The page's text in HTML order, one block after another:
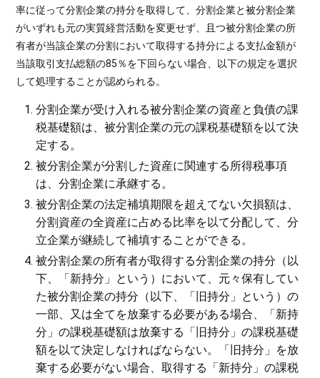
率に従って分割企業の持分を取得して、分割企業と被分割企業
がいずれも元の実質経営活動を変更せず、且つ被分割企業の所
有者が当該企業の分割において取得する持分による支払金額が
当該取引支払総額の85％を下回らない場合、以下の規定を選択
して処理することが認められる。
分割企業が受け入れる被分割企業の資産と負債の課
税基礎額は、被分割企業の元の課税基礎額を以て決
定する。
被分割企業が分割した資産に関連する所得税事項
は、分割企業に承継する。
被分割企業の法定補填期限を超えてない欠損額は、
分割資産の全資産に占める比率を以て分配して、分
立企業が継続して補填することができる。
被分割企業の所有者が取得する分割企業の持分（以
下、「新持分」という）において、元々保有してい
た被分割企業の持分（以下、「旧持分」という）の
一部、又は全てを放棄する必要がある場合、「新持
分」の課税基礎額は放棄する「旧持分」の課税基礎
額を以て決定しなければならない。「旧持分」を放
棄する必要がない場合、取得する「新持分」の課税